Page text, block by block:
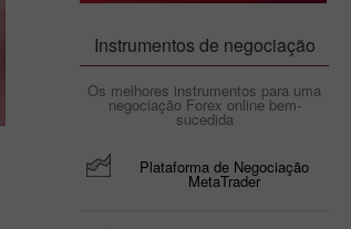
Instrumentos de negociação
Os melhores instrumentos para uma
negociação Forex online bem-
sucedida
Plataforma de Negociação
MetaTrader